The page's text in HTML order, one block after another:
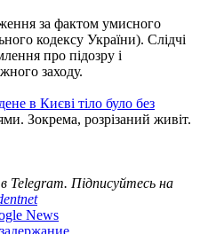
за фактом умисного
кодексу України). Слідчі
про підозру і
заходу.
в Києві тіло було без
Зокрема, розрізаний живіт.
в Telegram. Підписуйтесь на
News
задержание